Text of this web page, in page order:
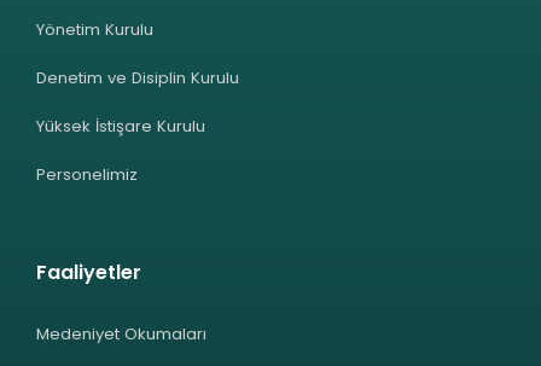
Yönetim Kurulu
Denetim ve Disiplin Kurulu
Yüksek İstişare Kurulu
Personelimiz
Faaliyetler
Medeniyet Okumaları